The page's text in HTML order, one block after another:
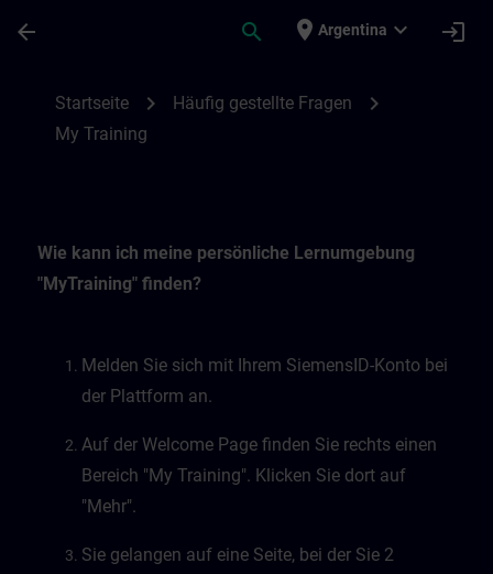
arrow_back search place Argentina expand_more login
Startseite chevron_right Häufig gestellte Fragen chevron_right
My Training
Wie kann ich meine persönliche Lernumgebung
"MyTraining" finden?
Melden Sie sich mit Ihrem SiemensID-Konto bei
der Plattform an.
Auf der Welcome Page finden Sie rechts einen
Bereich "My Training". Klicken Sie dort auf
"Mehr".
Sie gelangen auf eine Seite, bei der Sie 2